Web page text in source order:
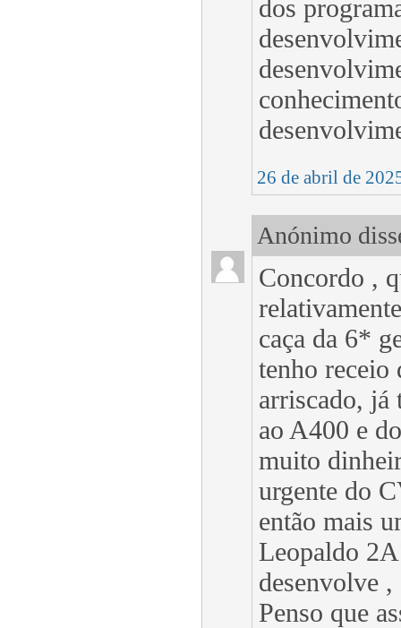
dos
26 de abril de
Anónimo
Concordo ,
caça da 6*
tenho receio
arriscado, já
ao A400 e
muito
urgente do
então mais
Leopaldo
desenvolve ,
Penso que